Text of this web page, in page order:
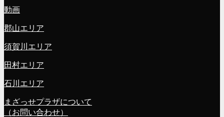
動画
郡山エリア
須賀川エリア
田村エリア
石川エリア
まざっせプラザについて
（お問い合わせ）